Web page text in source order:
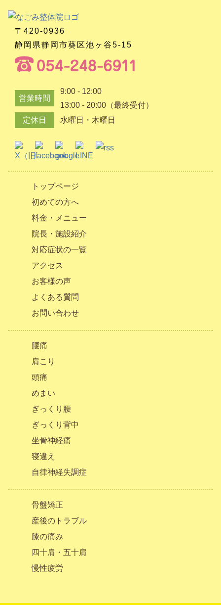
〒420-0936
静岡県静岡市葵区池ヶ谷5-15
営業時間
9:00 - 12:00
13:00 - 20:00（最終受付）
定休日
水曜日・木曜日
トップページ
初めての方へ
料金・メニュー
院長・施設紹介
対応症状の一覧
アクセス
お客様の声
よくある質問
お問い合わせ
腰痛
肩こり
頭痛
めまい
ぎっくり腰
ぎっくり背中
坐骨神経痛
寝違え
自律神経失調症
骨盤矯正
産後のトラブル
膝の痛み
四十肩・五十肩
慢性疲労